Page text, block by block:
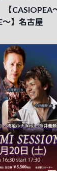
【
～】名古屋